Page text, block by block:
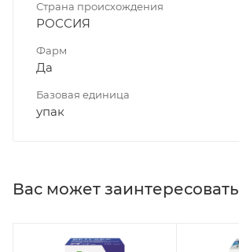
Страна происхождения
РОССИЯ
Фарм
Да
Базовая единица
упак
Вас может заинтересовать